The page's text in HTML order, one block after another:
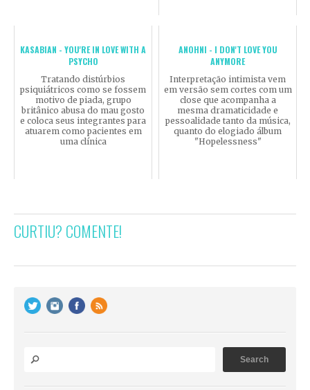
KASABIAN - YOU'RE IN LOVE WITH A
PSYCHO
Tratando distúrbios
psiquiátricos como se fossem
motivo de piada, grupo
britânico abusa do mau gosto
e coloca seus integrantes para
atuarem como pacientes em
uma clínica
ANOHNI - I DON'T LOVE YOU
ANYMORE
Interpretação intimista vem
em versão sem cortes com um
close que acompanha a
mesma dramaticidade e
pessoalidade tanto da música,
quanto do elogiado álbum
"Hopelessness"
CURTIU? COMENTE!